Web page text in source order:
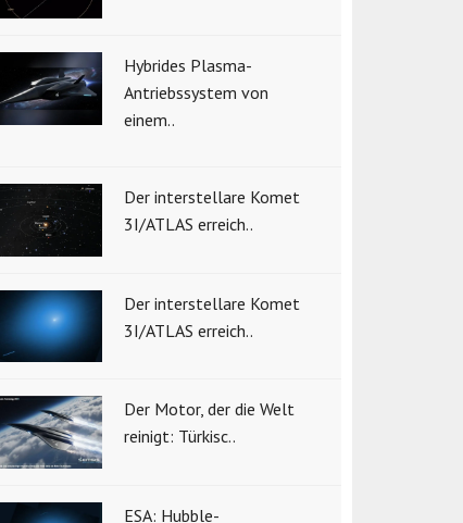
Hybrides Plasma-
Antriebssystem von
einem..
Der interstellare Komet
3I/ATLAS erreich..
Der interstellare Komet
3I/ATLAS erreich..
Der Motor, der die Welt
reinigt: Türkisc..
ESA: Hubble-